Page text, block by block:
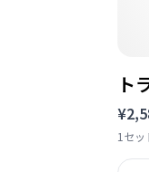
ト
1セッ